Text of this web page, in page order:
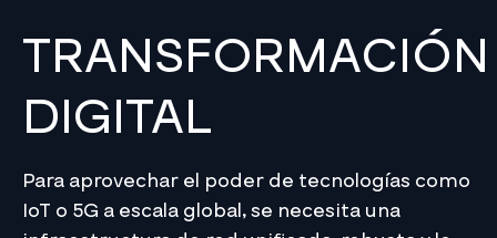
TRANSFORMACIÓN
DIGITAL
Para aprovechar el poder de tecnologías como
IoT o 5G a escala global, se necesita una